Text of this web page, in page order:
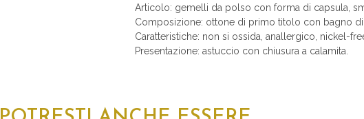
Articolo: gemelli da polso con forma di capsula,
Composizione: ottone di primo titolo con bagno
Caratteristiche: non si ossida, anallergico, nickel-
Presentazione: astuccio con chiusura a calamita.